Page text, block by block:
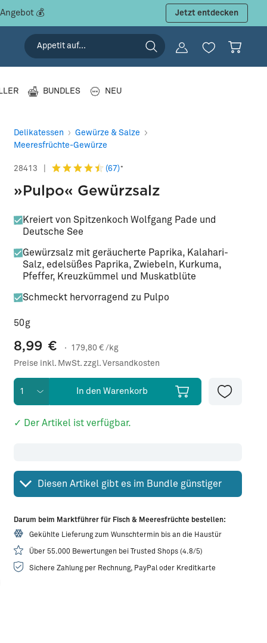
Jetzt entdecken
BUNDLES NEU
Delikatessen
Gewürze & Salze
Meeresfrüchte-Gewürze
28413 (67)*
»Pulpo« Gewürzsalz
Kreiert von Spitzenkoch Wolfgang Pade und
Deutsche See
Gewürzsalz mit geräucherte Paprika, Kalahari-
Salz, edelsüßes Paprika, Zwiebeln, Kurkuma,
Pfeffer, Kreuzkümmel und Muskatblüte
Schmeckt hervorragend zu Pulpo
50g
8,99 € · 179,80 € /kg
Preise inkl. MwSt. zzgl. Versandkosten
In den Warenkorb
✓ Der Artikel ist verfügbar.
Diesen Artikel gibt es im Bundle günstiger
Darum beim Marktführer für Fisch & Meeresfrüchte bestellen:
Gekühlte Lieferung zum Wunschtermin bis an die Haustür
Über 55.000 Bewertungen bei Trusted Shops (4.8/5)
Sichere Zahlung per Rechnung, PayPal oder Kreditkarte